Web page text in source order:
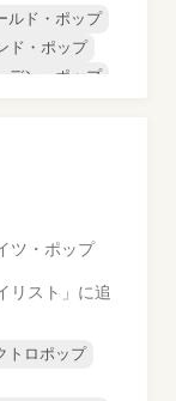
ルド・ポップ
ド・ポップ
デン・ポップ
ツ・ポップ
リスト」に追
トロポップ